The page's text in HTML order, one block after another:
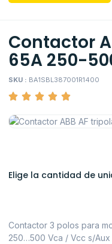
Contactor
65A 250-
SKU : BA1SBL387001R1400
Elige la cantidad de
Contactor 3 polos para
250…500 Vca / Vcc s/